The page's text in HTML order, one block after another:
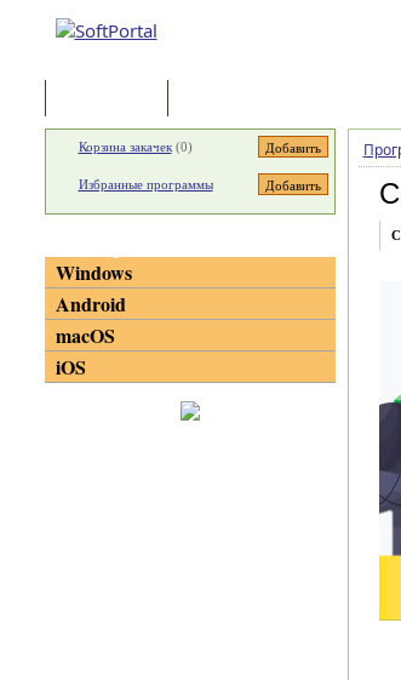
Корзина закачек(0)
Избранные программы
Windows
Android
macOS
iOS